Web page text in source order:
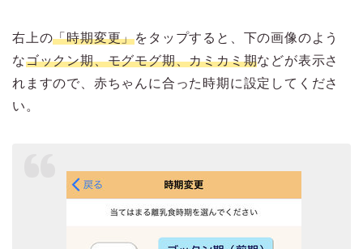
右上の「時期変更」をタップすると、下の画像のよう
なゴックン期、モグモグ期、カミカミ期などが表示さ
れますので、赤ちゃんに合った時期に設定してくださ
い。